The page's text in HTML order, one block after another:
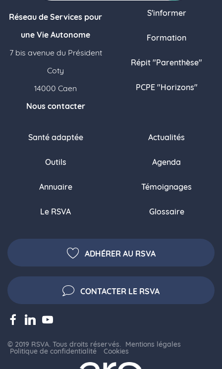
Réseau de Services pour
une Vie Autonome
7 bis avenue du Président
Coty
14000 Caen
Nous contacter
S'informer
Formation
Répit "Parenthèse"
PCPE "Horizons"
Santé adaptée
Outils
Annuaire
Le RSVA
Actualités
Agenda
Témoignages
Glossaire
ADHÉRER AU RSVA
CONTACTER LE RSVA
© 2019 RSVA. Tous droits réservés. Mentions légales
Politique de confidentialité Cookies